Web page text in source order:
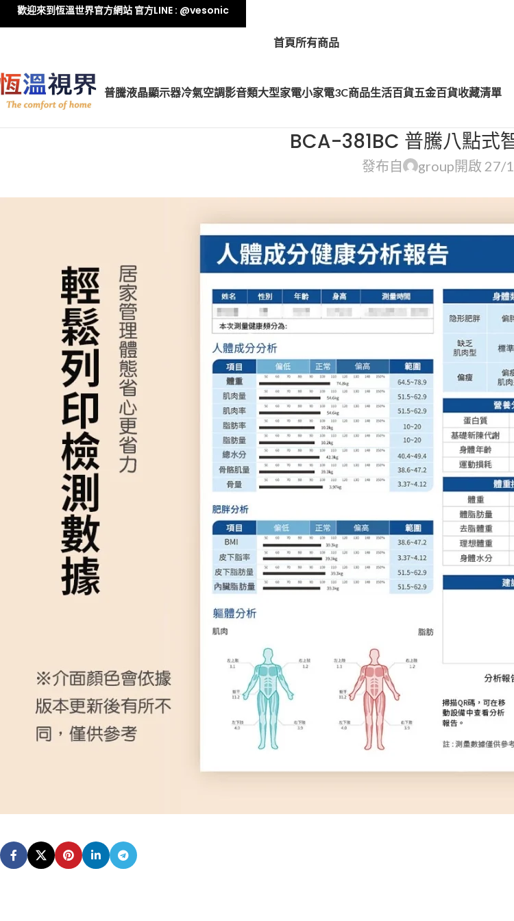
首頁所有商品
普騰液晶顯示器冷氣空調影音類大型家電小家電3C商品生活百貨五金百貨收藏清單
BCA-381BC 普騰八點式
發布自 group開啟 27/
歡迎來到恆溫世界官方網站 官方LINE : @vesonic